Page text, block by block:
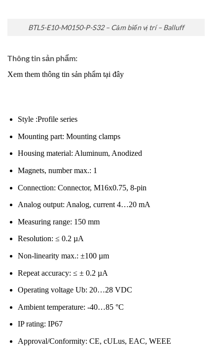
BTL5-E10-M0150-P-S32 – Cảm biến vị trí – Balluff
Thông tin sản phẩm:
Xem them thông tin sản phẩm tại đây
Style :Profile series
Mounting part: Mounting clamps
Housing material: Aluminum, Anodized
Magnets, number max.: 1
Connection: Connector, M16x0.75, 8-pin
Analog output: Analog, current 4…20 mA
Measuring range: 150 mm
Resolution: ≤ 0.2 µA
Non-linearity max.: ±100 µm
Repeat accuracy: ≤ ± 0.2 µA
Operating voltage Ub: 20…28 VDC
Ambient temperature: -40…85 °C
IP rating: IP67
Approval/Conformity: CE, cULus, EAC, WEEE